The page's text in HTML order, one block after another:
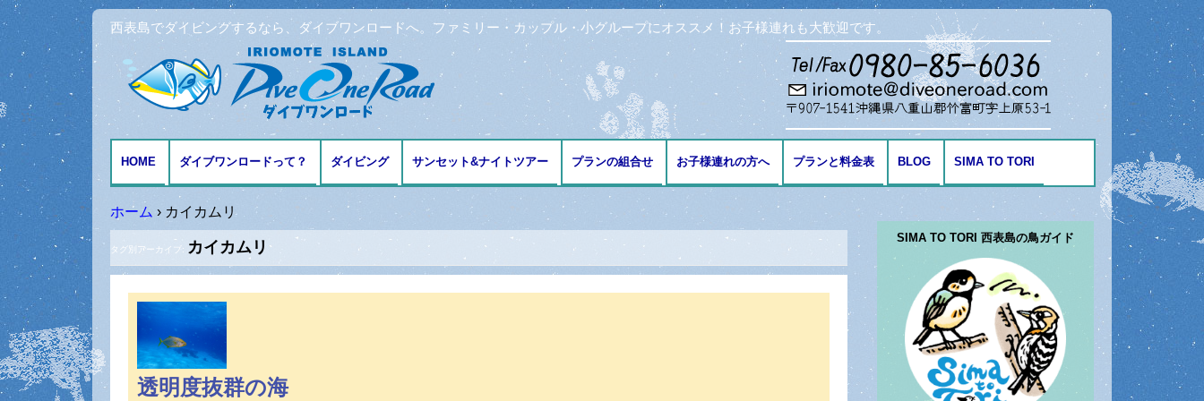
西表島でダイビングするなら、ダイブワンロードへ。ファミリー・カップル・小グループにオススメ！お子様連れも大歓迎です。
コンテンツへ移動
HOME ダイブワンロードって？
アクセスとMAP
ダイビング
ファンダイブ
体験ダイビング
シュノーケリング
サンセット&ナイトツアー プランの組合せ お子様連れの方へ プランと料金表 BLOG
海の生き物
SIMA TO TORI
ホーム › カイカムリ
タグ別アーカイブ: カイカムリ
透明度抜群の海
SIMA TO TORI 西表島の鳥ガイド